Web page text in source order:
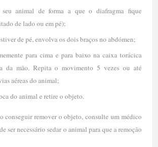
animal de forma a que o diafragma fique
de lado ou em pé);
de pé, envolva os dois braços no abdómen;
para cima e para baixo na caixa torácica
da mão. Repita o movimento 5 vezes ou até
aéreas do animal;
do animal e retire o objeto.
conseguir remover o objeto, consulte um médico
ser necessário sedar o animal para que a remoção